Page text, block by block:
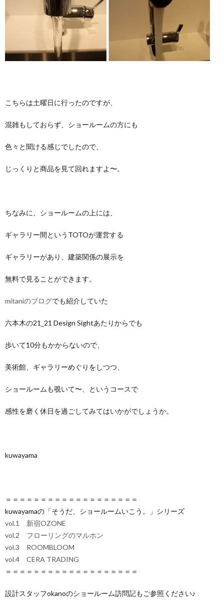
こちらは土曜日に行ったのですが、
混雑もしておらず、ショールームの方にも
色々と聞ける感じでしたので、
じっくりと商品を見て回れますよ〜。
ちなみに、ショールームの上には、
ギャラリー間というTOTOが運営する
ギャラリーがあり、建築関係の展示を
無料で見ることができます。
mitaniのブログでも紹介していた
六本木の21_21 Design Sightあたりからでも
歩いて10分もかからないので、
美術館、ギャラリーめぐりをしつつ、
ショールームも覗いて〜、というコースで
感性を磨く休日を過ごしてみてはいかがでしょうか。
kuwayama
＝＝＝＝＝＝＝＝＝＝＝＝＝＝＝＝＝＝＝
kuwayamaの「そうだ、ショールームいこう。」シリーズ
vol.1 新宿OZONE
vol.2 フローリングのマルホン
vol.3 ROOMBLOOM
vol.4 CERA TRADING
＝＝＝＝＝＝＝＝＝＝＝＝＝＝＝＝＝＝＝
設計スタッフokanoのショールーム訪問記もご参照ください♪